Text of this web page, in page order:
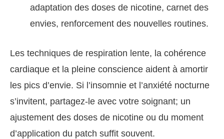
adaptation des doses de nicotine, carnet des
envies, renforcement des nouvelles routines.
Les techniques de respiration lente, la cohérence
cardiaque et la pleine conscience aident à amortir
les pics d’envie. Si l’insomnie et l’anxiété nocturne
s’invitent, partagez-le avec votre soignant; un
ajustement des doses de nicotine ou du moment
d’application du patch suffit souvent.